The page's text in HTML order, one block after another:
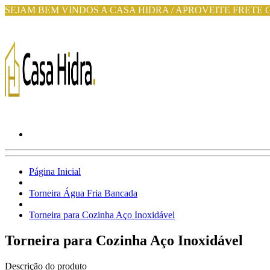
SEJAM BEM VINDOS A CASA HIDRA / APROVEITE FRETE
Página Inicial
Torneira Água Fria Bancada
Torneira para Cozinha Aço Inoxidável
Torneira para Cozinha Aço Inoxidável
Descrição do produto